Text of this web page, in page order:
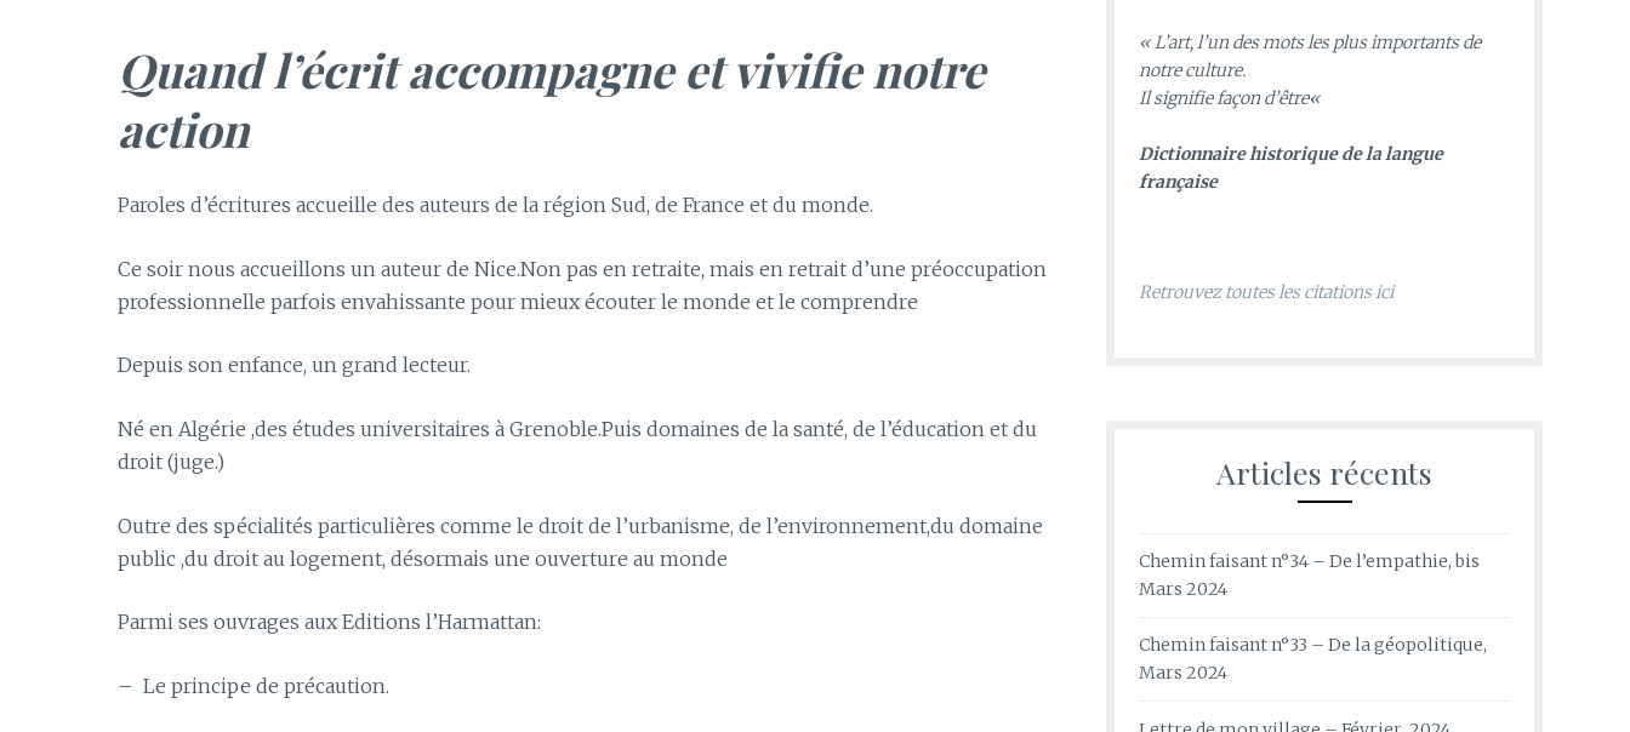
Quand l’écrit accompagne et vivifie notre
action
Paroles d’écritures accueille des auteurs de la région Sud, de France et du monde.
Ce soir nous accueillons un auteur de Nice.Non pas en retraite, mais en retrait d’une préoccupation
professionnelle parfois envahissante pour mieux écouter le monde et le comprendre
Depuis son enfance, un grand lecteur.
Né en Algérie ,des études universitaires à Grenoble.Puis domaines de la santé, de l’éducation et du
droit (juge.)
Outre des spécialités particulières comme le droit de l’urbanisme, de l’environnement,du domaine
public ,du droit au logement, désormais une ouverture au monde
Parmi ses ouvrages aux Editions l’Harmattan:
– Le principe de précaution.
«L’art, l’un des mots les plus importants de
notre culture.
Il signifie façon d’être«
Dictionnaire historique de la langue
française
Retrouvez toutes les citations ici
Articles récents
Chemin faisant n°34 – De l’empathie, bis
Mars 2024
Chemin faisant n°33 – De la géopolitique,
Mars 2024